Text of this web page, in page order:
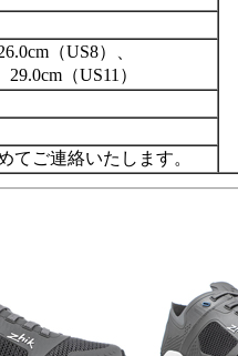
（US8）、
（US11）
ご連絡いたします。